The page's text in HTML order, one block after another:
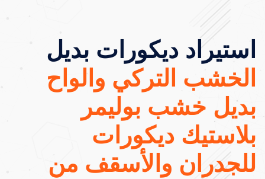
استيراد ديكورات بديل
الخشب التركي والواح
بديل خشب بوليمر
بلاستيك ديكورات
للجدران والأسقف من